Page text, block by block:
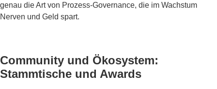
genau die Art von Prozess-Governance, die im Wachstum
Nerven und Geld spart.
Community und Ökosystem:
Stammtische und Awards